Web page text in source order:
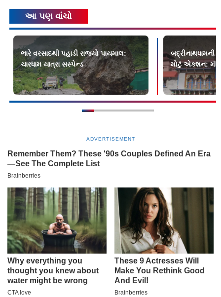
આ પણ વાંચો
ભારે વરસાદથી પહાડી રાજ્યો પાયમાલ:
ચારધામ યાત્રા સસ્પેન્ડ
બદ્રીનાથધામની
મોટું એક્શન:
ADVERTISEMENT